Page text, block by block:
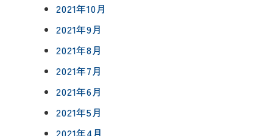
2021年10月
2021年9月
2021年8月
2021年7月
2021年6月
2021年5月
2021年4月